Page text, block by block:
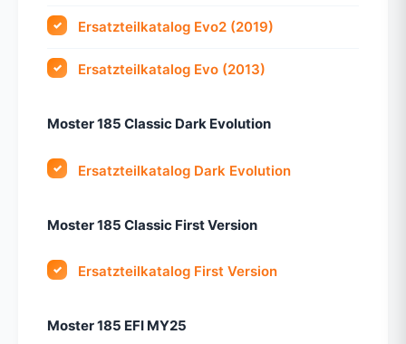
Ersatzteilkatalog Evo2 (2019)
Ersatzteilkatalog Evo (2013)
Moster 185 Classic Dark Evolution
Ersatzteilkatalog Dark Evolution
Moster 185 Classic First Version
Ersatzteilkatalog First Version
Moster 185 EFI MY25